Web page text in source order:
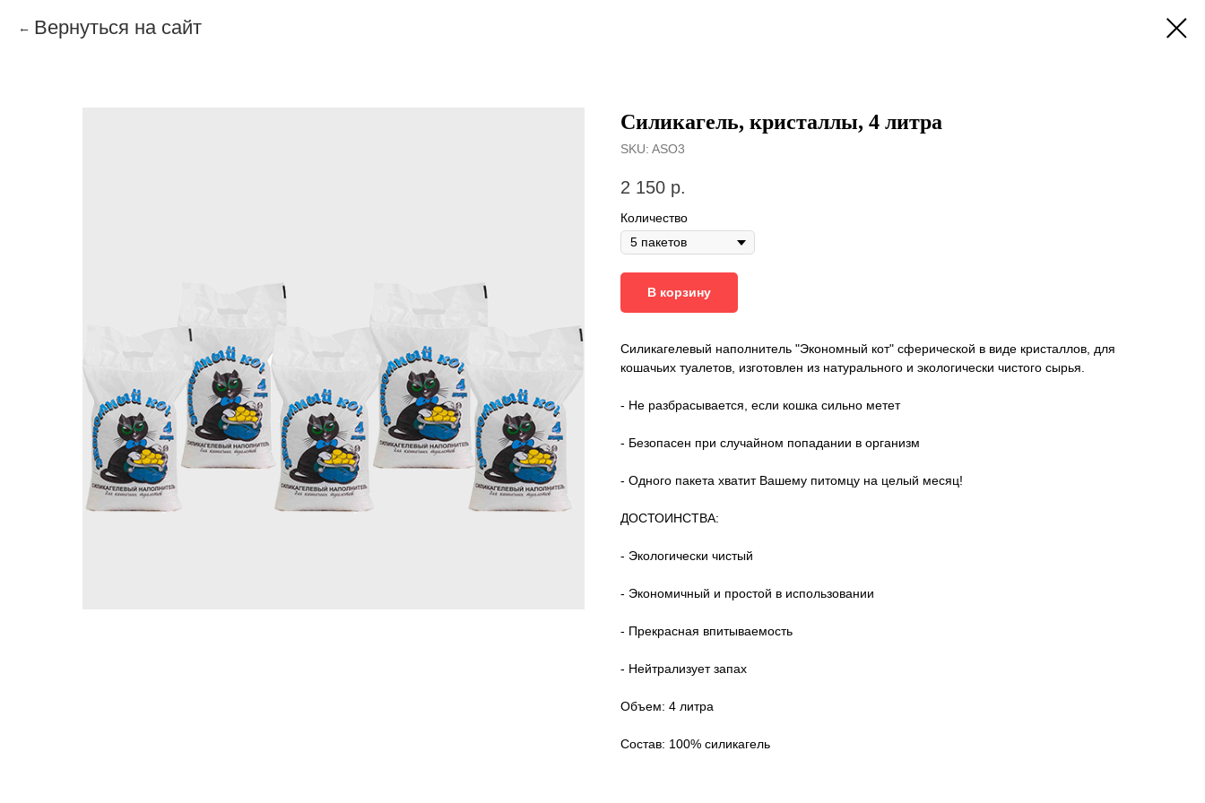
Вернуться на сайт
Силикагель, кристаллы, 4 литра
SKU: ASO3
2 150 р.
Количество
В корзину
Силикагелевый наполнитель "Экономный кот" сферической в виде кристаллов, для
кошачьих туалетов, изготовлен из натурального и экологически чистого сырья.
- Не разбрасывается, если кошка сильно метет
- Безопасен при случайном попадании в организм
- Одного пакета хватит Вашему питомцу на целый месяц!
ДОСТОИНСТВА:
- Экологически чистый
- Экономичный и простой в использовании
- Прекрасная впитываемость
- Нейтрализует запах
Объем: 4 литра
Состав: 100% силикагель